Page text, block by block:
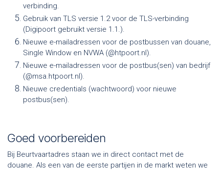
verbinding.
Gebruik van TLS versie 1.2 voor de TLS-verbinding
(Digipoort gebruikt versie 1.1.).
Nieuwe e-mailadressen voor de postbussen van douane,
Single Window en NVWA (@htpoort.nl).
Nieuwe e-mailadressen voor de postbus(sen) van bedrijf
(@msa.htpoort.nl).
Nieuwe credentials (wachtwoord) voor nieuwe
postbus(sen).
Goed voorbereiden
Bij Beurtvaartadres staan we in direct contact met de
douane. Als een van de eerste partijen in de markt weten we